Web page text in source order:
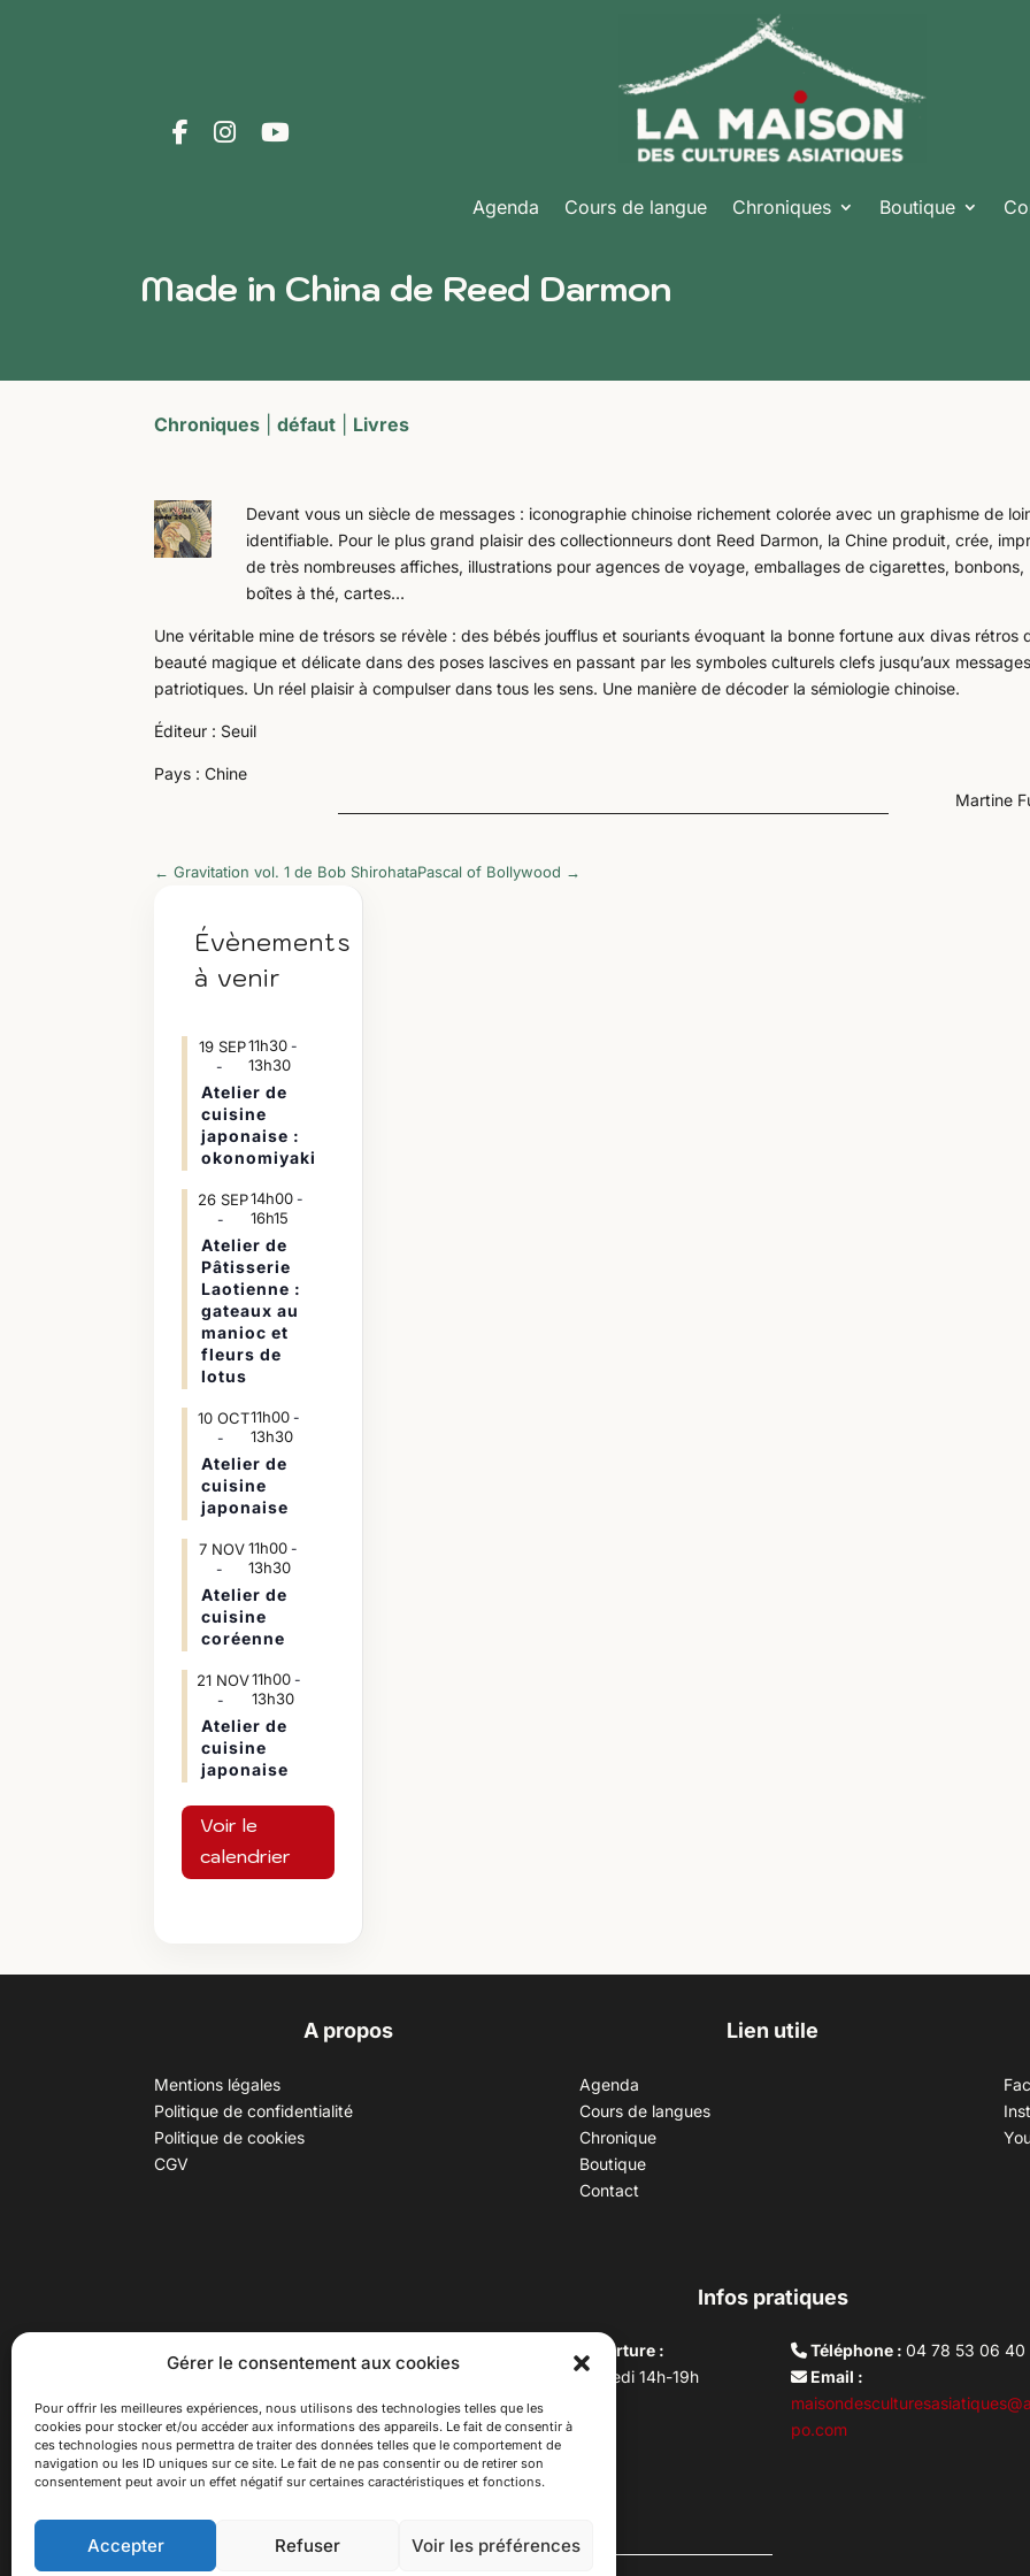
Gérer le consentement aux cookies
Pour offrir les meilleures expériences, nous utilisons des technologies telles que les
cookies pour stocker et/ou accéder aux informations des appareils. Le fait de consentir à
ces technologies nous permettra de traiter des données telles que le comportement de
navigation ou les ID uniques sur ce site. Le fait de ne pas consentir ou de retirer son
consentement peut avoir un effet négatif sur certaines caractéristiques et fonctions.
Accepter Refuser Voir les préférences
Agenda Cours de langue Chroniques Boutique
Made in China de Reed Darmon
Chroniques |défaut Livres
Devant vous un siècle de messages : iconographie chinoise richement colorée avec un graphisme de
identifiable. Pour le plus grand plaisir des collectionneurs dont Reed Darmon, la Chine produit, crée,
de très nombreuses affiches, illustrations pour agences de voyage, emballages de cigarettes, bonbons,
boîtes à thé, cartes…
Une véritable mine de trésors se révèle : des bébés joufflus et souriants évoquant la bonne fortune aux divas rétros
beauté magique et délicate dans des poses lascives en passant par les symboles culturels clefs jusqu’aux messages
patriotiques. Un réel plaisir à compulser dans tous les sens. Une manière de décoder la sémiologie chinoise.
Éditeur : Seuil
Pays : Chine
Martine
←Gravitation vol. 1 de Bob ShirohataPascal of Bollywood →
Évènements
à venir
19 SEP11h30 -
13h30
Atelier de
cuisine
japonaise :
okonomiyaki
26 SEP14h00-
16h15
Atelier de
Pâtisserie
Laotienne :
gateaux au
manioc et
fleurs de
lotus
10 OCT11h00 -
13h30
Atelier de
cuisine
japonaise
7 NOV11h00-
13h30
Atelier de
cuisine
coréenne
21 NOV11h00-
13h30
Atelier de
cuisine
japonaise
Voir le
calendrier
A propos
Mentions légales
Politique de confidentialité
Politique de cookies
CGV
Lien utile
Agenda
Cours de langues
Chronique
Boutique
Contact
Infos pratiques
(adresse postale : 62 rue St
Maximin, 69003 Lyon)
à 100 mètres du métro D Monplaisir
Lumière, T3 Dauphiné Lacassagne,
bus C16 Dr Rebatel
Horaires d’ouverture :
Du mardi au vendredi 14h-19h
Samedi 10h –17h
Fermeture lundi
Téléphone :04 78 53 06 40
Email :
po.com